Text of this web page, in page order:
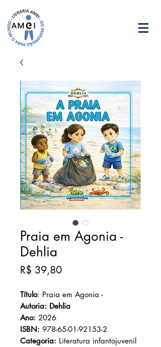
Praia em Agonia -
Dehlia
R$ 39,80Preço
Título: Praia em Agonia -
Autoria: Dehlia
Ano: 2026
ISBN: 978-65-01-92153-2
Categoria: Literatura infantojuvenil